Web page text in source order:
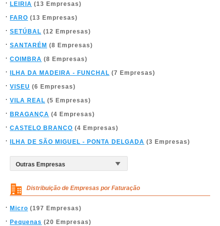
LEIRIA (13 Empresas)
FARO (13 Empresas)
SETÚBAL (12 Empresas)
SANTARÉM (8 Empresas)
COIMBRA (8 Empresas)
ILHA DA MADEIRA - FUNCHAL (7 Empresas)
VISEU (6 Empresas)
VILA REAL (5 Empresas)
BRAGANÇA (4 Empresas)
CASTELO BRANCO (4 Empresas)
ILHA DE SÃO MIGUEL - PONTA DELGADA (3 Empresas)
Distribuição de Empresas por Faturação
Micro (197 Empresas)
Pequenas (20 Empresas)